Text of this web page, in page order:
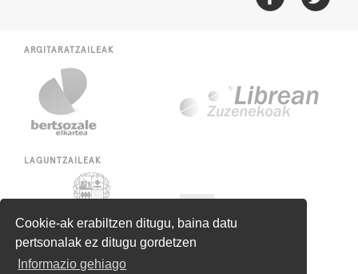
Cookie-ak erabiltzen ditugu, baina datu
pertsonalak ez ditugu gordetzen
Informazio gehiago
ARGITARATZAILEAK
LAGUNTZAILEAK